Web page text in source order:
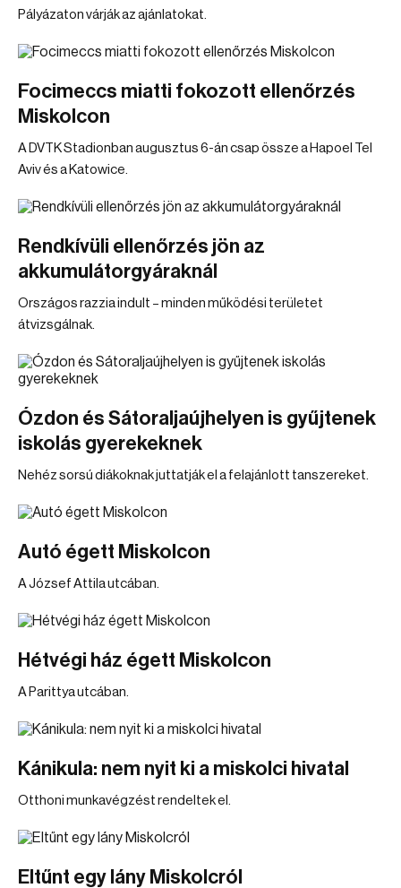
Pályázaton várják az ajánlatokat.
Focimeccs miatti fokozott ellenőrzés
Miskolcon
A DVTK Stadionban augusztus 6-án csap össze a Hapoel Tel
Aviv és a Katowice.
Rendkívüli ellenőrzés jön az
akkumulátorgyáraknál
Országos razzia indult – minden működési területet
átvizsgálnak.
Ózdon és Sátoraljaújhelyen is gyűjtenek
iskolás gyerekeknek
Nehéz sorsú diákoknak juttatják el a felajánlott tanszereket.
Autó égett Miskolcon
A József Attila utcában.
Hétvégi ház égett Miskolcon
A Parittya utcában.
Kánikula: nem nyit ki a miskolci hivatal
Otthoni munkavégzést rendeltek el.
Eltűnt egy lány Miskolcról